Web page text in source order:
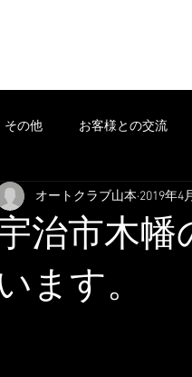
その他 お客様との交流
ポッキリ車検 オークション
お客様
治市木幡
ます。
オートクラブ山本 2019年4